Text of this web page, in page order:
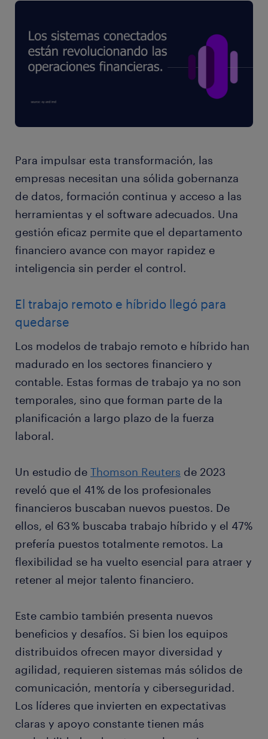
Para impulsar esta transformación, las
empresas necesitan una sólida gobernanza
de datos, formación continua y acceso a las
herramientas y el software adecuados. Una
gestión eficaz permite que el departamento
financiero avance con mayor rapidez e
inteligencia sin perder el control.
El trabajo remoto e híbrido llegó para
quedarse
Los modelos de trabajo remoto e híbrido han
madurado en los sectores financiero y
contable. Estas formas de trabajo ya no son
temporales, sino que forman parte de la
planificación a largo plazo de la fuerza
laboral.
Un estudio de Thomson Reuters de 2023
reveló que el 41 % de los profesionales
financieros buscaban nuevos puestos. De
ellos, el 63 % buscaba trabajo híbrido y el 47%
prefería puestos totalmente remotos. La
flexibilidad se ha vuelto esencial para atraer y
retener al mejor talento financiero.
Este cambio también presenta nuevos
beneficios y desafíos. Si bien los equipos
distribuidos ofrecen mayor diversidad y
agilidad, requieren sistemas más sólidos de
comunicación, mentoría y ciberseguridad.
Los líderes que invierten en expectativas
claras y apoyo constante tienen más